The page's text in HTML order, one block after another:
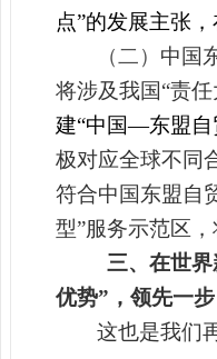
点”的发展主张
（二） 中国
将涉及我国“责
建“中国—东盟自
极对应全球不同
符合中国东盟自
型”服务示范区
三、在世
优势”，领先一
这也是我们